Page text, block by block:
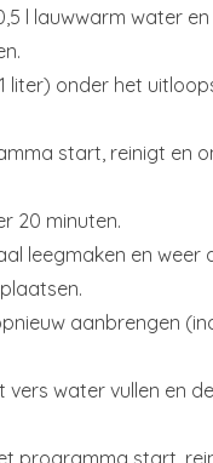
l lauwwarm water
liter) onder het
start, reinigt en
20 minuten.
leegmaken en weer
aanbrengen
water vullen en